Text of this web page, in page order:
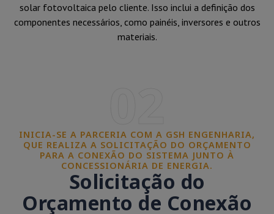
solar fotovoltaica pelo cliente. Isso inclui a definição dos
componentes necessários, como painéis, inversores e outros
materiais.
INICIA-SE A PARCERIA COM A GSH ENGENHARIA,
QUE REALIZA A SOLICITAÇÃO DO ORÇAMENTO
PARA A CONEXÃO DO SISTEMA JUNTO À
CONCESSIONÁRIA DE ENERGIA.
Solicitação do
Orçamento de Conexão